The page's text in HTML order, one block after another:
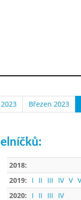
Březen 2023
2018:
2019:
I II III IV V
2020:
I II III
IV